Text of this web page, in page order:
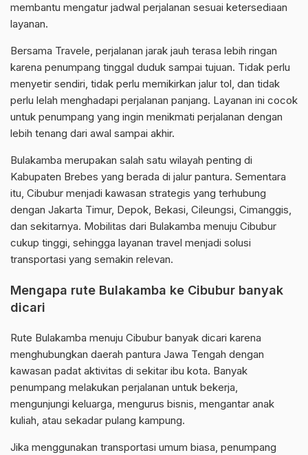
membantu mengatur jadwal perjalanan sesuai ketersediaan
layanan.
Bersama Travele, perjalanan jarak jauh terasa lebih ringan
karena penumpang tinggal duduk sampai tujuan. Tidak perlu
menyetir sendiri, tidak perlu memikirkan jalur tol, dan tidak
perlu lelah menghadapi perjalanan panjang. Layanan ini cocok
untuk penumpang yang ingin menikmati perjalanan dengan
lebih tenang dari awal sampai akhir.
Bulakamba merupakan salah satu wilayah penting di
Kabupaten Brebes yang berada di jalur pantura. Sementara
itu, Cibubur menjadi kawasan strategis yang terhubung
dengan Jakarta Timur, Depok, Bekasi, Cileungsi, Cimanggis,
dan sekitarnya. Mobilitas dari Bulakamba menuju Cibubur
cukup tinggi, sehingga layanan travel menjadi solusi
transportasi yang semakin relevan.
Mengapa rute Bulakamba ke Cibubur banyak
dicari
Rute Bulakamba menuju Cibubur banyak dicari karena
menghubungkan daerah pantura Jawa Tengah dengan
kawasan padat aktivitas di sekitar ibu kota. Banyak
penumpang melakukan perjalanan untuk bekerja,
mengunjungi keluarga, mengurus bisnis, mengantar anak
kuliah, atau sekadar pulang kampung.
Jika menggunakan transportasi umum biasa, penumpang